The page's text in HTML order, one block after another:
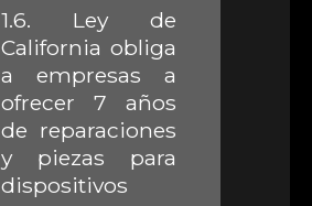
1.6. Ley de
California obliga
a empresas a
ofrecer 7 años
de reparaciones
y piezas para
dispositivos